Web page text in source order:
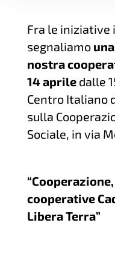
Fra le iniziative
segnaliamo
nostra
14 apriledalle
Centro Italiano
sulla
Sociale, in via
cooperative
Libera Terra”